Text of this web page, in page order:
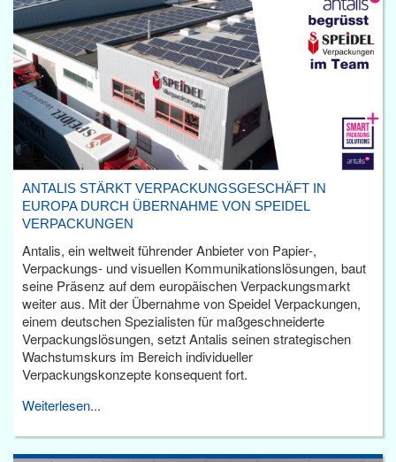
ANTALIS STÄRKT VERPACKUNGSGESCHÄFT IN
EUROPA DURCH ÜBERNAHME VON SPEIDEL
VERPACKUNGEN
Antalis, ein weltweit führender Anbieter von Papier-,
Verpackungs- und visuellen Kommunikationslösungen, baut
seine Präsenz auf dem europäischen Verpackungsmarkt
weiter aus. Mit der Übernahme von Speidel Verpackungen,
einem deutschen Spezialisten für maßgeschneiderte
Verpackungslösungen, setzt Antalis seinen strategischen
Wachstumskurs im Bereich individueller
Verpackungskonzepte konsequent fort.
Weiterlesen...